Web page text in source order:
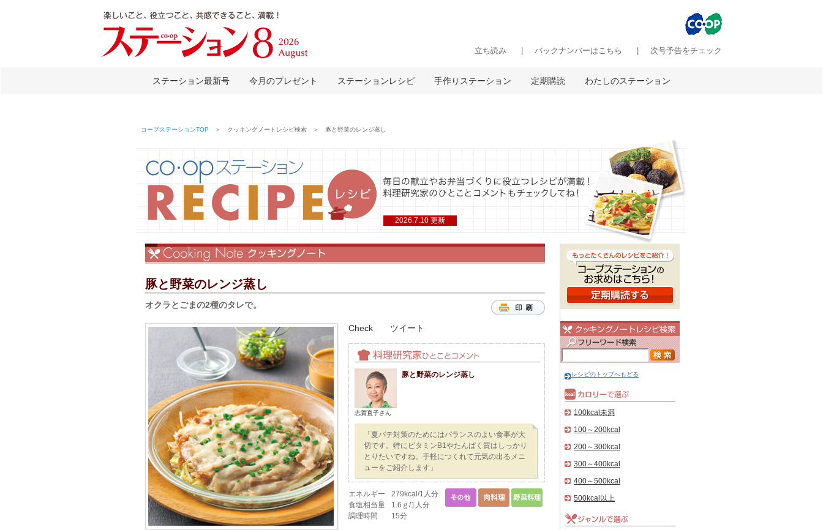
立ち読み バックナンバーはこちら 次号予告をチェック
ステーション最新号 今月のプレゼント ステーションレシピ 手作りステーション 定期購読 わたしのステーション
コープステーションTOP ＞ クッキングノートレシピ検索 ＞ 豚と野菜のレンジ蒸し
2026.7.10 更新
豚と野菜のレンジ蒸し
オクラとごまの2種のタレで。
Check ツイート
志賀直子さん
豚と野菜のレンジ蒸し
「夏バテ対策のためにはバランスのよい食事が大
切です。特にビタミンB1やたんぱく質はしっかり
とりたいですね。手軽につくれて元気の出るメニ
ューをご紹介します」
エネルギー
279kcal/1人分
食塩相当量
1.6ｇ/1人分
調理時間
15分
レシピのトップへもどる
100kcal未満
100～200kcal
200～300kcal
300～400kcal
400～500kcal
500kcal以上